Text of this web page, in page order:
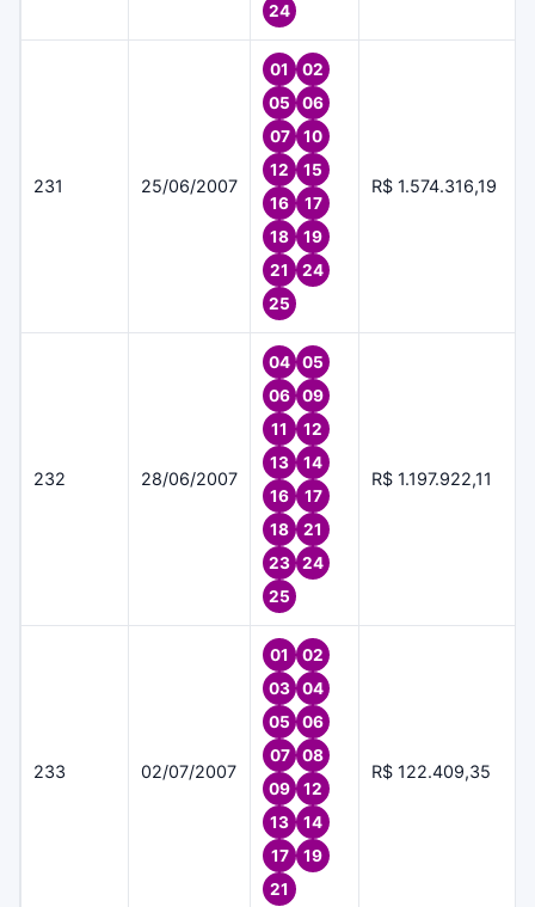
24
231 25/06/2007
01
02
05
06
07
10
12
15
16
17
18
19
21
24
25
R$ 1.574.316,19
232 28/06/2007
04
05
06
09
11
12
13
14
16
17
18
21
23
24
25
R$ 1.197.922,11
233 02/07/2007
01
02
03
04
05
06
07
08
09
12
13
14
17
19
21
R$ 122.409,35